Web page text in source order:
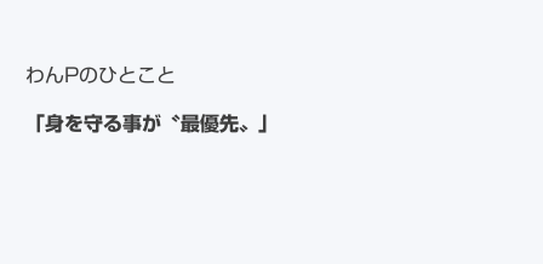
わんPのひとこと
「身を守る事が〝最優先〟」